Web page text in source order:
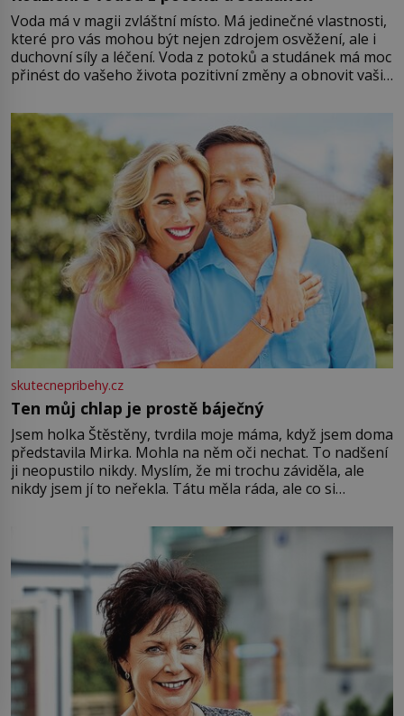
Voda má v magii zvláštní místo. Má jedinečné vlastnosti,
které pro vás mohou být nejen zdrojem osvěžení, ale i
duchovní síly a léčení. Voda z potoků a studánek má moc
přinést do vašeho života pozitivní změny a obnovit vaši
můžete obohatit své rituály a přinést do svého života
větší harmonii a klid. Je důležité
skutecnepribehy.cz
Ten můj chlap je prostě báječný
Jsem holka Štěstěny, tvrdila moje máma, když jsem doma
představila Mirka. Mohla na něm oči nechat. To nadšení
ji neopustilo nikdy. Myslím, že mi trochu záviděla, ale
nikdy jsem jí to neřekla. Tátu měla ráda, ale co si
Jsme spolu moc rádi Tehdy byla jiná doba, když